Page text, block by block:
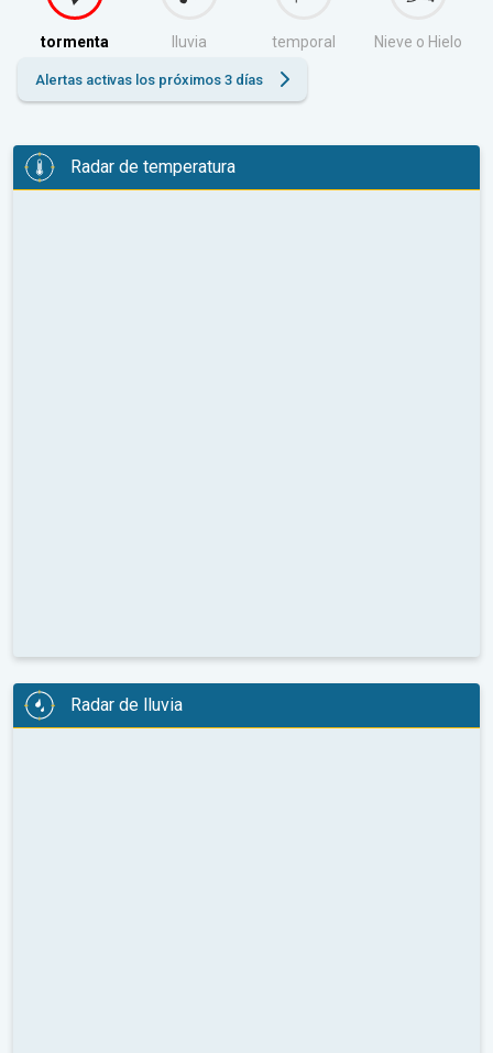
tormenta lluvia temporal Nieve o Hielo
Alertas activas los próximos 3 días
Radar de temperatura
Radar de lluvia